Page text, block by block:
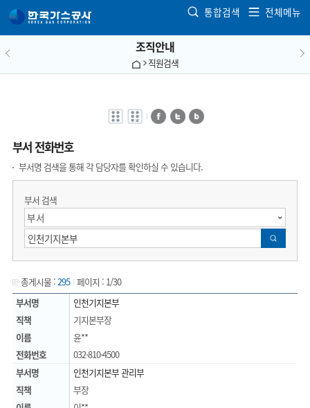
통합검색 전체메뉴
조직안내
직원검색
전자점자
바로보기
전자점자
다운로드
페이스북트위터블로그
부서 전화번호
부서명 검색을 통해 각 담당자를 확인하실 수 있습니다.
부서 검색
검색
총게시물 :295 페이지 : 1/30
부서명
인천기지본부
직책
기지본부장
이름
윤**
전화번호
032-810-4500
부서명
인천기지본부 관리부
직책
부장